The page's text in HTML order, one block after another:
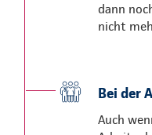
dann
nicht
Bei der
Auch